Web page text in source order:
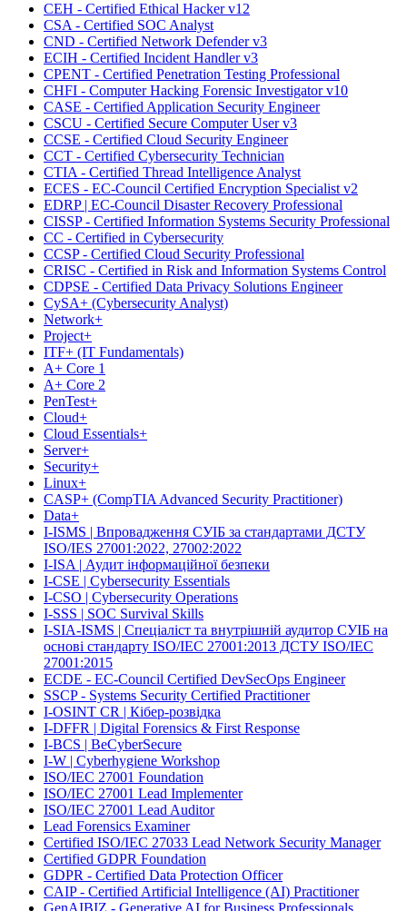
CEH - Certified Ethical Hacker v12
CSA - Certified SOC Analyst
CND - Certified Network Defender v3
ECIH - Certified Incident Handler v3
CPENT - Certified Penetration Testing Professional
CHFI - Computer Hacking Forensic Investigator v10
CASE - Certified Application Security Engineer
CSCU - Certified Secure Computer User v3
CCSE - Certified Cloud Security Engineer
CCT - Certified Cybersecurity Technician
CTIA - Certified Thread Intelligence Analyst
ECES - EC-Council Certified Encryption Specialist v2
EDRP | EC-Council Disaster Recovery Professional
CISSP - Certified Information Systems Security Professional
CC - Certified in Cybersecurity
CCSP - Certified Cloud Security Professional
CRISC - Certified in Risk and Information Systems Control
CDPSE - Certified Data Privacy Solutions Engineer
CySA+ (Cybersecurity Analyst)
Network+
Project+
ITF+ (IT Fundamentals)
A+ Core 1
A+ Core 2
PenTest+
Cloud+
Cloud Essentials+
Server+
Security+
Linux+
CASP+ (CompTIA Advanced Security Practitioner)
Data+
I-ISMS | Впровадження СУІБ за стандартами ДСТУ
ISO/IES 27001:2022, 27002:2022
I-ISA | Аудит інформаційної безпеки
I-CSE | Cybersecurity Essentials
I-CSO | Cybersecurity Operations
I-SSS | SOC Survival Skills
I-SIA-ISMS | Спеціаліст та внутрішній аудитор СУІБ на
основі стандарту ISO/IEC 27001:2013 ДСТУ ISO/IEC
27001:2015
ECDE - EC-Council Certified DevSecOps Engineer
SSCP - Systems Security Certified Practitioner
I-OSINT CR | Кібер-розвідка
I-DFFR | Digital Forensics & First Response
I-BCS | BeCyberSecure
I-W | Cyberhygiene Workshop
ISO/IEC 27001 Foundation
ISO/IEC 27001 Lead Implementer
ISO/IEC 27001 Lead Auditor
Lead Forensics Examiner
Certified ISO/IEC 27033 Lead Network Security Manager
Certified GDPR Foundation
GDPR - Certified Data Protection Officer
CAIP - Certified Artificial Intelligence (AI) Practitioner